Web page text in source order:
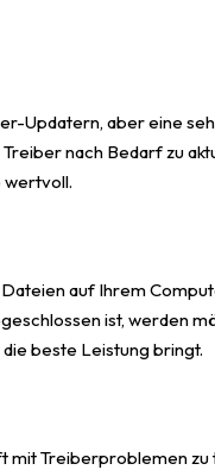
Updatern, aber eine
nach Bedarf zu
wertvoll.
auf Ihrem
ist, werden
beste Leistung bringt.
mit Treiberproblemen zu